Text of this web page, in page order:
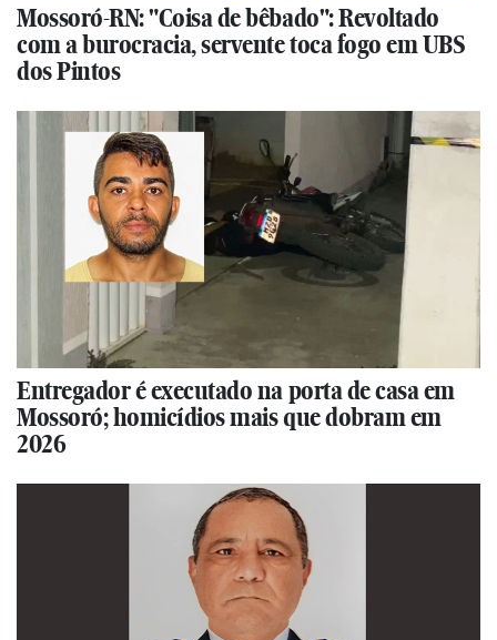
Mossoró-RN: "Coisa de bêbado": Revoltado
com a burocracia, servente toca fogo em UBS
dos Pintos
Entregador é executado na porta de casa em
Mossoró; homicídios mais que dobram em
2026